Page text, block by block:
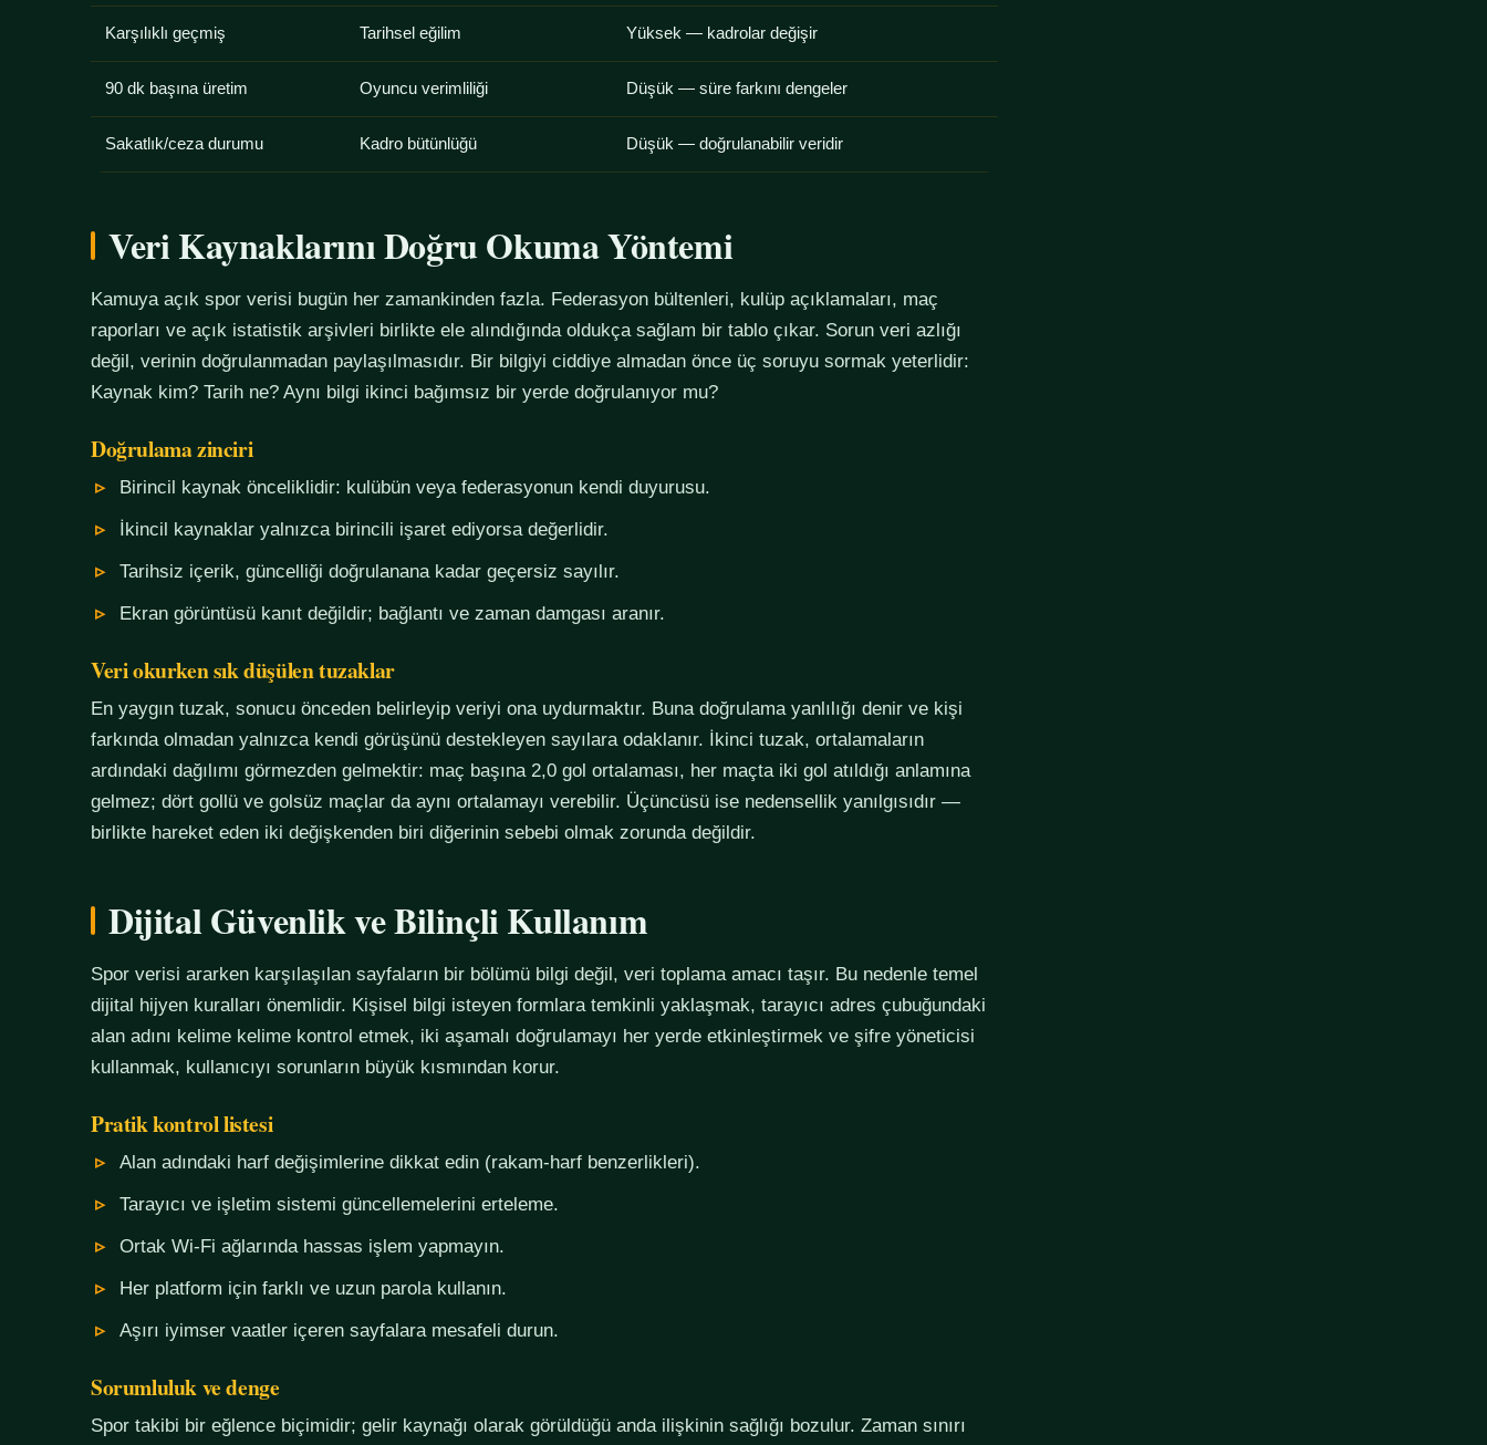
Karşılıklı geçmiş Tarihsel eğilim Yüksek — kadrolar değişir
90 dk başına üretim Oyuncu verimliliği Düşük — süre farkını dengeler
Sakatlık/ceza durumu Kadro bütünlüğü Düşük — doğrulanabilir veridir
Veri Kaynaklarını Doğru Okuma Yöntemi
Kamuya açık spor verisi bugün her zamankinden fazla. Federasyon bültenleri, kulüp açıklamaları, maç
raporları ve açık istatistik arşivleri birlikte ele alındığında oldukça sağlam bir tablo çıkar. Sorun veri azlığı
değil, verinin doğrulanmadan paylaşılmasıdır. Bir bilgiyi ciddiye almadan önce üç soruyu sormak yeterlidir:
Kaynak kim? Tarih ne? Aynı bilgi ikinci bağımsız bir yerde doğrulanıyor mu?
Doğrulama zinciri
Birincil kaynak önceliklidir: kulübün veya federasyonun kendi duyurusu.
İkincil kaynaklar yalnızca birincili işaret ediyorsa değerlidir.
Tarihsiz içerik, güncelliği doğrulanana kadar geçersiz sayılır.
Ekran görüntüsü kanıt değildir; bağlantı ve zaman damgası aranır.
Veri okurken sık düşülen tuzaklar
En yaygın tuzak, sonucu önceden belirleyip veriyi ona uydurmaktır. Buna doğrulama yanlılığı denir ve kişi
farkında olmadan yalnızca kendi görüşünü destekleyen sayılara odaklanır. İkinci tuzak, ortalamaların
ardındaki dağılımı görmezden gelmektir: maç başına 2,0 gol ortalaması, her maçta iki gol atıldığı anlamına
gelmez; dört gollü ve golsüz maçlar da aynı ortalamayı verebilir. Üçüncüsü ise nedensellik yanılgısıdır —
birlikte hareket eden iki değişkenden biri diğerinin sebebi olmak zorunda değildir.
Dijital Güvenlik ve Bilinçli Kullanım
Spor verisi ararken karşılaşılan sayfaların bir bölümü bilgi değil, veri toplama amacı taşır. Bu nedenle temel
dijital hijyen kuralları önemlidir. Kişisel bilgi isteyen formlara temkinli yaklaşmak, tarayıcı adres çubuğundaki
alan adını kelime kelime kontrol etmek, iki aşamalı doğrulamayı her yerde etkinleştirmek ve şifre yöneticisi
kullanmak, kullanıcıyı sorunların büyük kısmından korur.
Pratik kontrol listesi
Alan adındaki harf değişimlerine dikkat edin (rakam-harf benzerlikleri).
Tarayıcı ve işletim sistemi güncellemelerini erteleme.
Ortak Wi-Fi ağlarında hassas işlem yapmayın.
Her platform için farklı ve uzun parola kullanın.
Aşırı iyimser vaatler içeren sayfalara mesafeli durun.
Sorumluluk ve denge
Spor takibi bir eğlence biçimidir; gelir kaynağı olarak görüldüğü anda ilişkinin sağlığı bozulur. Zaman sınırı